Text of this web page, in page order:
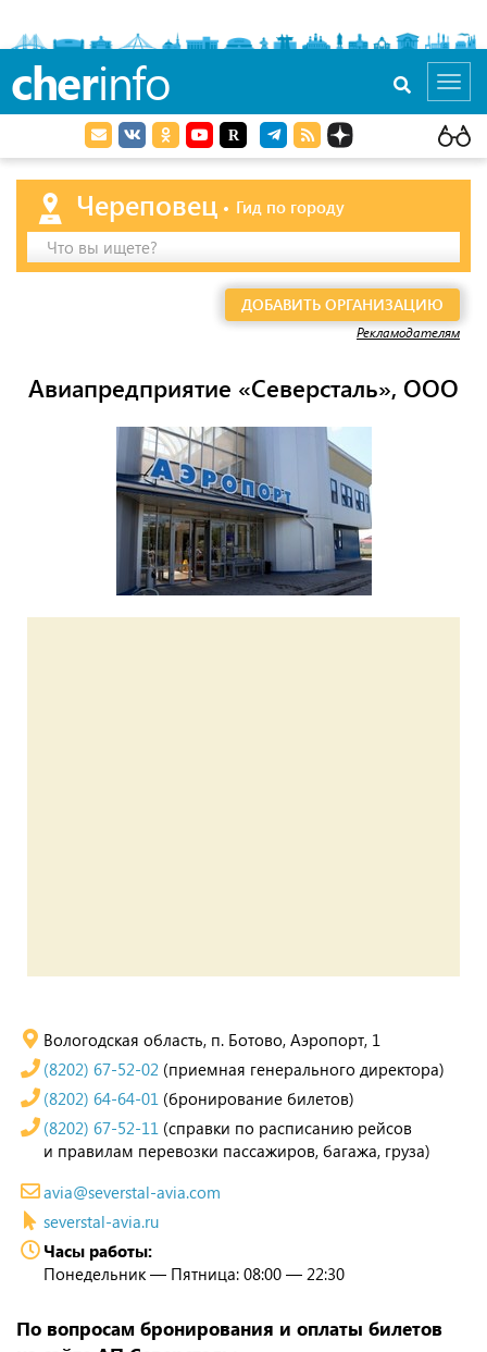
cherinfo
Череповец
Гид по городу
Что вы ищете?
ДОБАВИТЬ ОРГАНИЗАЦИЮ
Рекламодателям
Авиапредприятие «Северсталь», ООО
Вологодская область, п. Ботово, Аэропорт, 1
(8202) 67-52-02 (приемная генерального директора)
(8202) 64-64-01 (бронирование билетов)
(8202) 67-52-11 (справки по расписанию рейсов
и правилам перевозки пассажиров, багажа, груза)
avia@severstal-avia.com
severstal-avia.ru
Часы работы:
Понедельник — Пятница: 08:00 — 22:30
По вопросам бронирования и оплаты билетов